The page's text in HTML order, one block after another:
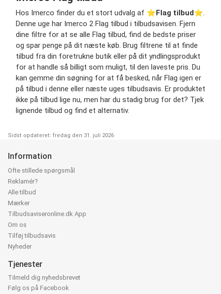
Hos Imerco finder du et stort udvalg af ⭐️Flag tilbud⭐️.
Denne uge har Imerco 2 Flag tilbud i tilbudsavisen. Fjern
dine filtre for at se alle Flag tilbud, find de bedste priser
og spar penge på dit næste køb. Brug filtrene til at finde
tilbud fra din foretrukne butik eller på dit yndlingsprodukt
for at handle så billigt som muligt, til den laveste pris. Du
kan gemme din søgning for at få besked, når Flag igen er
på tilbud i denne eller næste uges tilbudsavis. Er produktet
ikke på tilbud lige nu, men har du stadig brug for det? Tjek
lignende tilbud og find et alternativ.
Sidst opdateret: fredag den 31. juli 2026
Information
Ofte stillede spørgsmål
Reklamér?
Alle tilbud
Mærker
Tilbudsaviseronline.dk App
Om os
Tilføj tilbudsavis
Nyheder
Tjenester
Tilmeld dig nyhedsbrevet
Følg os på Facebook